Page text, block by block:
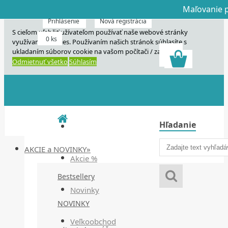
S cieľom uľahčiť užívateľom používať naše webové stránky
využívame cookies. Používaním našich stránok súhlasíte s
ukladaním súborov cookie na vašom počítači / zariadení.
Odmietnuť všetko Súhlasím
Akcie %
Novinky
Veľkoobchod
Hľadanie
Prihlásenie Nová registrácia
0 ks
AKCIE a NOVINKY»
Bestsellery
NOVINKY
Dnes
Dnes veľký
Maľovanie